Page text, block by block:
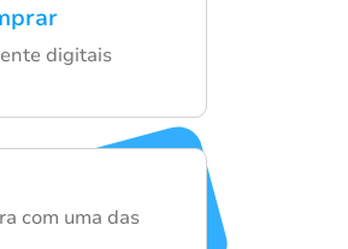
digitais
com uma das